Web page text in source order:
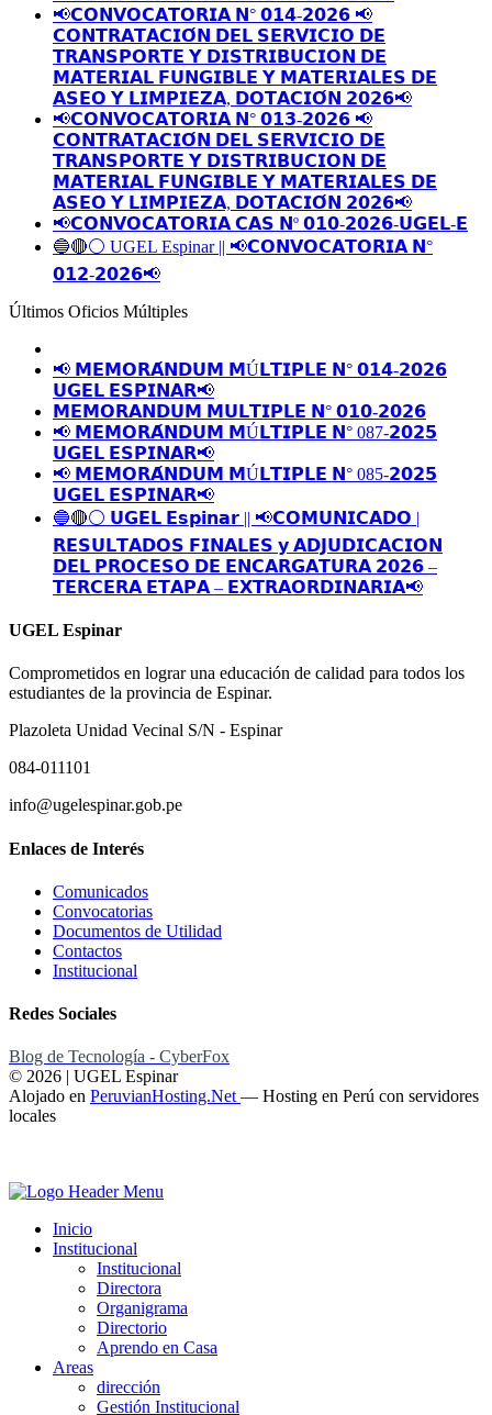
📢𝗖𝗢𝗡𝗩𝗢𝗖𝗔𝗧𝗢𝗥𝗜𝗔 𝗡° 𝟬𝟭𝟰-𝟮𝟬𝟮𝟲 📢
𝗖𝗢𝗡𝗧𝗥𝗔𝗧𝗔𝗖𝗜𝗢́𝗡 𝗗𝗘𝗟 𝗦𝗘𝗥𝗩𝗜𝗖𝗜𝗢 𝗗𝗘
𝗧𝗥𝗔𝗡𝗦𝗣𝗢𝗥𝗧𝗘 𝗬 𝗗𝗜𝗦𝗧𝗥𝗜𝗕𝗨𝗖𝗜𝗢𝗡 𝗗𝗘
𝗠𝗔𝗧𝗘𝗥𝗜𝗔𝗟 𝗙𝗨𝗡𝗚𝗜𝗕𝗟𝗘 𝗬 𝗠𝗔𝗧𝗘𝗥𝗜𝗔𝗟𝗘𝗦 𝗗𝗘
𝗔𝗦𝗘𝗢 𝗬 𝗟𝗜𝗠𝗣𝗜𝗘𝗭𝗔, 𝗗𝗢𝗧𝗔𝗖𝗜𝗢́𝗡 𝟮𝟬𝟮𝟲📢
📢𝗖𝗢𝗡𝗩𝗢𝗖𝗔𝗧𝗢𝗥𝗜𝗔 𝗡° 𝟬𝟭𝟯-𝟮𝟬𝟮𝟲 📢
𝗖𝗢𝗡𝗧𝗥𝗔𝗧𝗔𝗖𝗜𝗢́𝗡 𝗗𝗘𝗟 𝗦𝗘𝗥𝗩𝗜𝗖𝗜𝗢 𝗗𝗘
𝗧𝗥𝗔𝗡𝗦𝗣𝗢𝗥𝗧𝗘 𝗬 𝗗𝗜𝗦𝗧𝗥𝗜𝗕𝗨𝗖𝗜𝗢𝗡 𝗗𝗘
𝗠𝗔𝗧𝗘𝗥𝗜𝗔𝗟 𝗙𝗨𝗡𝗚𝗜𝗕𝗟𝗘 𝗬 𝗠𝗔𝗧𝗘𝗥𝗜𝗔𝗟𝗘𝗦 𝗗𝗘
𝗔𝗦𝗘𝗢 𝗬 𝗟𝗜𝗠𝗣𝗜𝗘𝗭𝗔, 𝗗𝗢𝗧𝗔𝗖𝗜𝗢́𝗡 𝟮𝟬𝟮𝟲📢
📢𝗖𝗢𝗡𝗩𝗢𝗖𝗔𝗧𝗢𝗥𝗜𝗔 𝗖𝗔𝗦 𝗡º 𝟬𝟭𝟬-𝟮𝟬𝟮𝟲-𝗨𝗚𝗘𝗟-𝗘
🔵🔴⚪️ UGEL Espinar || 📢𝗖𝗢𝗡𝗩𝗢𝗖𝗔𝗧𝗢𝗥𝗜𝗔 𝗡°
𝟬𝟭𝟮-𝟮𝟬𝟮𝟲📢
Últimos Oficios Múltiples
📢 𝗠𝗘𝗠𝗢𝗥𝗔́𝗡𝗗𝗨𝗠 𝗠Ú𝗟𝗧𝗜𝗣𝗟𝗘 𝗡° 𝟬𝟭𝟰-𝟮𝟬𝟮𝟲
𝗨𝗚𝗘𝗟 𝗘𝗦𝗣𝗜𝗡𝗔𝗥📢
𝗠𝗘𝗠𝗢𝗥𝗔𝗡𝗗𝗨𝗠 𝗠𝗨𝗟𝗧𝗜𝗣𝗟𝗘 𝗡° 𝟬𝟭𝟬-𝟮𝟬𝟮𝟲
📢 𝗠𝗘𝗠𝗢𝗥𝗔́𝗡𝗗𝗨𝗠 𝗠Ú𝗟𝗧𝗜𝗣𝗟𝗘 𝗡° 087-𝟮𝟬𝟮𝟱
𝗨𝗚𝗘𝗟 𝗘𝗦𝗣𝗜𝗡𝗔𝗥📢
📢 𝗠𝗘𝗠𝗢𝗥𝗔́𝗡𝗗𝗨𝗠 𝗠Ú𝗟𝗧𝗜𝗣𝗟𝗘 𝗡° 085-𝟮𝟬𝟮𝟱
𝗨𝗚𝗘𝗟 𝗘𝗦𝗣𝗜𝗡𝗔𝗥📢
🔵🔴⚪️ 𝗨𝗚𝗘𝗟 𝗘𝘀𝗽𝗶𝗻𝗮𝗿 || 📢𝗖𝗢𝗠𝗨𝗡𝗜𝗖𝗔𝗗𝗢 |
𝗥𝗘𝗦𝗨𝗟𝗧𝗔𝗗𝗢𝗦 𝗙𝗜𝗡𝗔𝗟𝗘𝗦 𝘆 𝗔𝗗𝗝𝗨𝗗𝗜𝗖𝗔𝗖𝗜𝗢𝗡
𝗗𝗘𝗟 𝗣𝗥𝗢𝗖𝗘𝗦𝗢 𝗗𝗘 𝗘𝗡𝗖𝗔𝗥𝗚𝗔𝗧𝗨𝗥𝗔 𝟮𝟬𝟮𝟲 –
𝗧𝗘𝗥𝗖𝗘𝗥𝗔 𝗘𝗧𝗔𝗣𝗔 – 𝗘𝗫𝗧𝗥𝗔𝗢𝗥𝗗𝗜𝗡𝗔𝗥𝗜𝗔📢
UGEL Espinar
Comprometidos en lograr una educación de calidad para todos los
estudiantes de la provincia de Espinar.
Plazoleta Unidad Vecinal S/N - Espinar
084-011101
info@ugelespinar.gob.pe
Enlaces de Interés
Comunicados
Convocatorias
Documentos de Utilidad
Contactos
Institucional
Redes Sociales
Blog de Tecnología - CyberFox
© 2026 | UGEL Espinar
Alojado en PeruvianHosting.Net — Hosting en Perú con servidores
locales
Inicio
Institucional
Institucional
Directora
Organigrama
Directorio
Aprendo en Casa
Areas
dirección
Gestión Institucional